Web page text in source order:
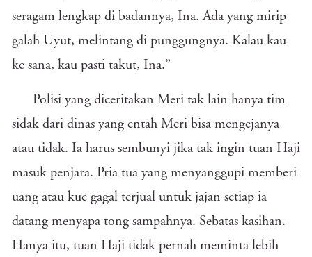
seragam lengkap di badannya, Ina. Ada yang mirip
galah Uyut, melintang di punggungnya. Kalau kau
ke sana, kau pasti takut, Ina.”
Polisi yang diceritakan Meri tak lain hanya tim
sidak dari dinas yang entah Meri bisa mengejanya
atau tidak. Ia harus sembunyi jika tak ingin tuan Haji
masuk penjara. Pria tua yang menyanggupi memberi
uang atau kue gagal terjual untuk jajan setiap ia
datang menyapa tong sampahnya. Sebatas kasihan.
Hanya itu, tuan Haji tidak pernah meminta lebih